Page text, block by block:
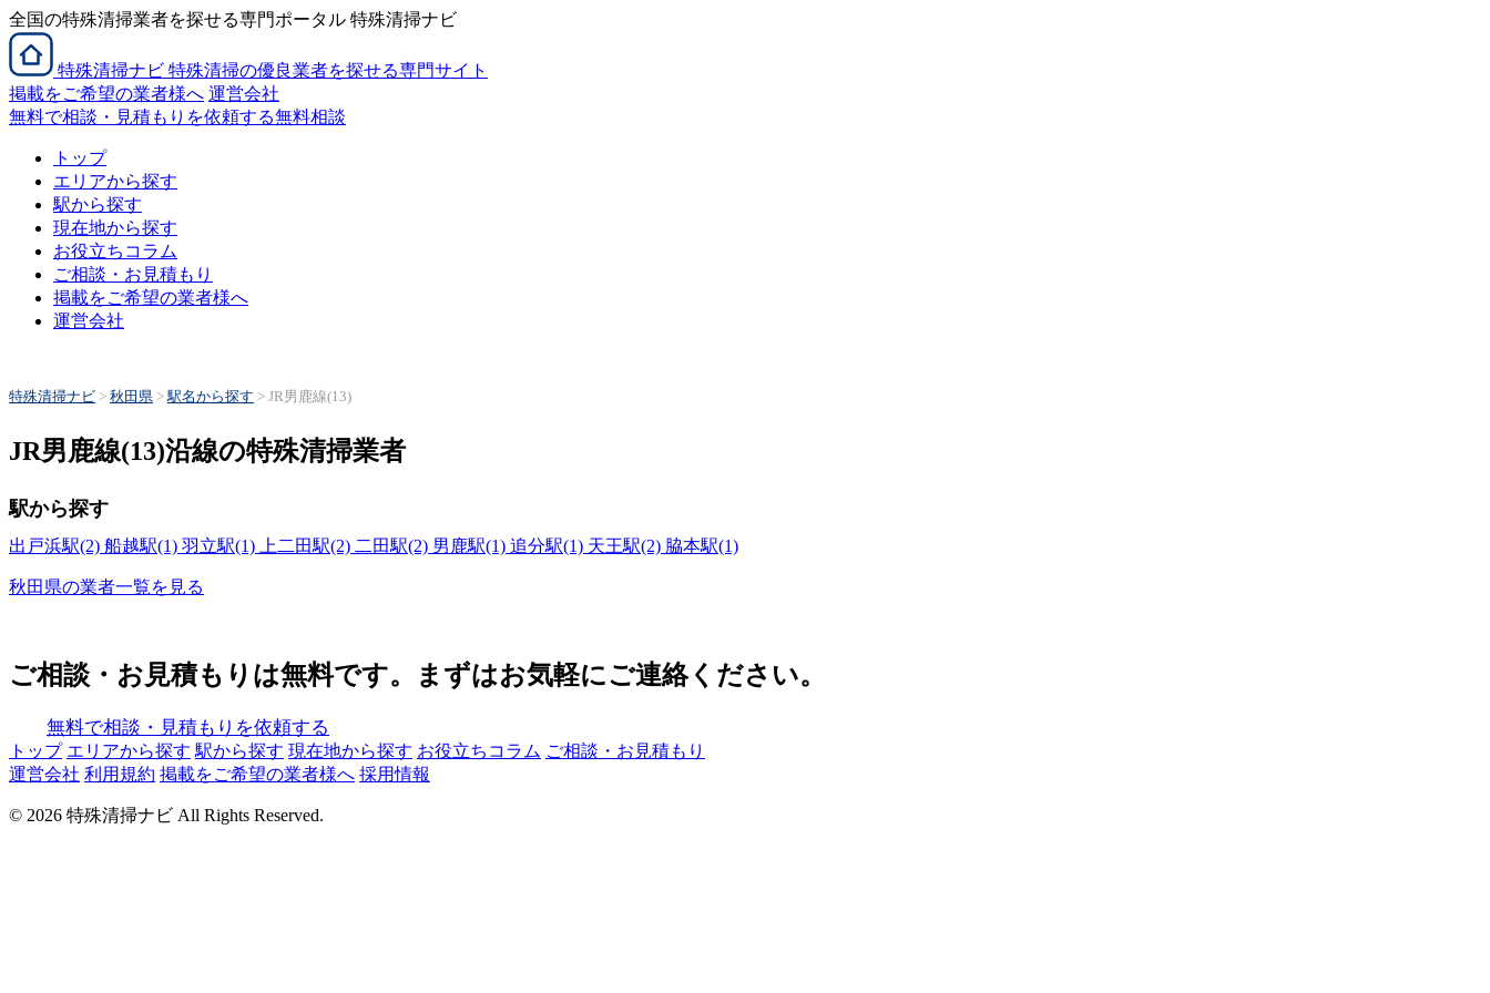
全国の特殊清掃業者を探せる専門ポータル 特殊清掃ナビ
特殊清掃ナビ 特殊清掃の優良業者を探せる専門サイト
掲載をご希望の業者様へ 運営会社
無料で相談・見積もりを依頼する無料相談
トップ
エリアから探す
駅から探す
現在地から探す
お役立ちコラム
ご相談・お見積もり
掲載をご希望の業者様へ
運営会社
特殊清掃ナビ > 秋田県 >駅名から探す > JR男鹿線(13)
JR男鹿線(13)沿線の特殊清掃業者
駅から探す
出戸浜駅(2) 船越駅(1) 羽立駅(1) 上二田駅(2) 二田駅(2) 男鹿駅(1) 追分駅(1) 天王駅(2) 脇本駅(1)
秋田県の業者一覧を見る
ご相談・お見積もりは無料です。まずはお気軽にご連絡ください。
無料で相談・見積もりを依頼する
トップ エリアから探す 駅から探す 現在地から探す お役立ちコラム ご相談・お見積もり
運営会社 利用規約 掲載をご希望の業者様へ 採用情報
© 2026 特殊清掃ナビ All Rights Reserved.